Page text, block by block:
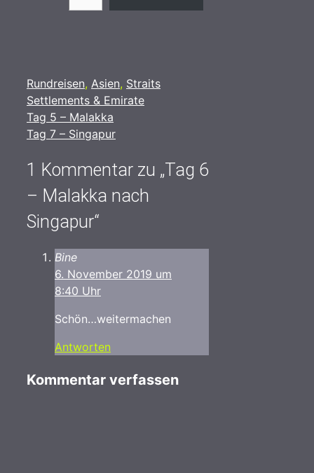
Kategorien
Rundreisen, Asien, Straits
Settlements & Emirate
Tag 5 – Malakka
Tag 7 – Singapur
1 Kommentar zu „Tag 6
– Malakka nach
Singapur“
Bine
6. November 2019 um
8:40 Uhr
Schön…weitermachen
Antworten
Kommentar verfassen